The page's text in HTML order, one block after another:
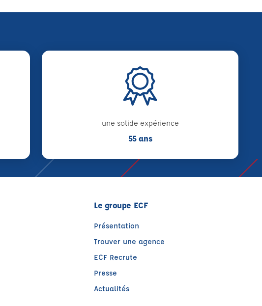
une solide expérience
55 ans
Le groupe ECF
Présentation
Trouver une agence
ECF Recrute
Presse
Actualités